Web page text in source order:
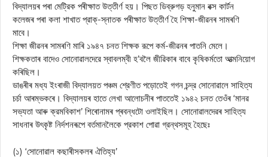
বিদ্যালয়ৰ পৰা মেট্রিক পৰীক্ষাত উত্তীর্ণ হয়। পিছত ডিব্রুগড় হনুমান বক্স কার্টন
কলেজৰ পৰা কলা শাখাত প্রাক্-স্নাতক পৰীক্ষাত উত্তীর্ণ হৈ শিক্ষা-জীৱনৰ সামৰণি
মাবে।
শিক্ষা জীৱনৰ সামৰণি মাৰি ১৯৪৭ চনত শিক্ষক রূপে কর্ম-জীৱনৰ পাতনি মেলে।
শিক্ষকতাৰ বাদেও সোনোৱালদেরে স্বাবলম্বী হ’বলৈ জীৱিকাৰ বাবে কৃষিকর্মতো আত্মনিয়োগ
কৰিছিল।
ডাঙৰীৰ মধ্য ইংৰাজী বিদ্যালয়ত পঞ্চম শ্রেণীত পড়োতেই গগন চন্দ্র সোনোৱালে সাহিত্য
চর্চা আৰম্ভকৰে। বিদ্যালয়ৰ হাতে লেখা আলোচনীৰ পাততেই ১৯৪২ চনত তেওঁৰ ‘মানৱ
সভ্যতা আৰু ক্রমবিকাশ’ শিৰোনামৰ প্ৰবন্ধটো ওলাইছিল। সোনোৱালদেৱৰ সাহিত্য
সাধনাৰ উৎকৃষ্ট নির্দশনৰূপে বর্তমানলৈকে প্রকাশ পোৱা গ্রন্থসমূহ হৈছেঃ
(১) ‘সোনোৱাল কছাৰীসকলৰ ঐতিহ্য’